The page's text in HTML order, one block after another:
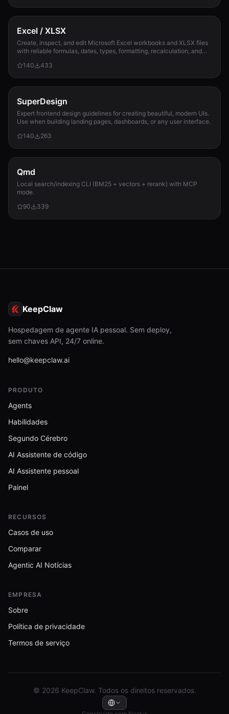
Excel / XLSX
Create, inspect, and edit Microsoft Excel workbooks and XLSX files
with reliable formulas, dates, types, formatting, recalculation, and
140
433
SuperDesign
Expert frontend design guidelines for creating beautiful, modern UIs.
Use when building landing pages, dashboards, or any user interface.
140
263
Qmd
Local search/indexing CLI (BM25 + vectors + rerank) with MCP
mode.
90
339
KeepClaw
Hospedagem de agente IA pessoal. Sem deploy,
sem chaves API, 24/7 online.
hello@keepclaw.ai
PRODUTO
Agents
Habilidades
Segundo Cérebro
AI Assistente de código
AI Assistente pessoal
Painel
RECURSOS
Casos de uso
Comparar
Agentic AI Notícias
EMPRESA
Sobre
Política de privacidade
Termos de serviço
© 2026 KeepClaw. Todos os direitos reservados.